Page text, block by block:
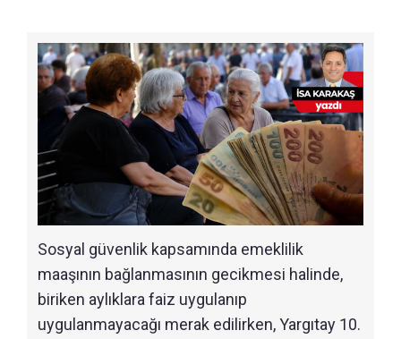
Sosyal güvenlik kapsamında emeklilik
maaşının bağlanmasının gecikmesi halinde,
biriken aylıklara faiz uygulanıp
uygulanmayacağı merak edilirken, Yargıtay 10.